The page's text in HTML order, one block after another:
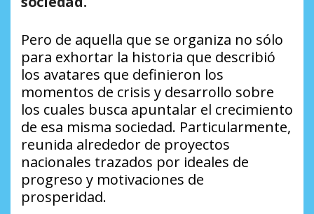
Pero de aquella que se organiza no sólo
para exhortar la historia que describió
los avatares que definieron los
momentos de crisis y desarrollo sobre
los cuales busca apuntalar el crecimiento
de esa misma sociedad. Particularmente,
reunida alrededor de proyectos
nacionales trazados por ideales de
progreso y motivaciones de
prosperidad.